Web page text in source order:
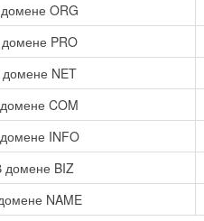
ORG
PRO
NET
COM
INFO
домене BIZ
NAME